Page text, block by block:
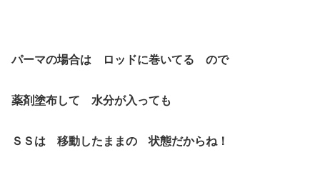
パーマの場合は ロッドに巻いてる ので
薬剤塗布して 水分が入っても
ＳＳは 移動したままの 状態だからね！